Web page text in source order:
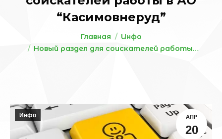
“Касимовнеруд”
Главная
Инфо
Новый раздел для соискателей работы…
АПР
20
Инфо